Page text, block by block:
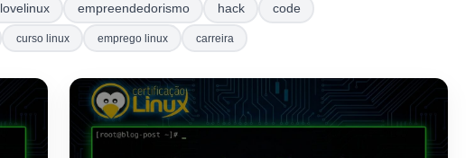
lovelinux empreendedorismo hack code
curso linux emprego linux carreira